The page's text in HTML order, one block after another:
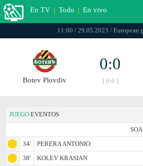
En TV | Todo | En vivo
11:00 / 29.05.2023 / European
Botev Plovdiv
0:0
[ 0:0 ]
JUEGO EVENTOS
34'
PERERA ANTONIO
38'
KOLEV KRASIAN